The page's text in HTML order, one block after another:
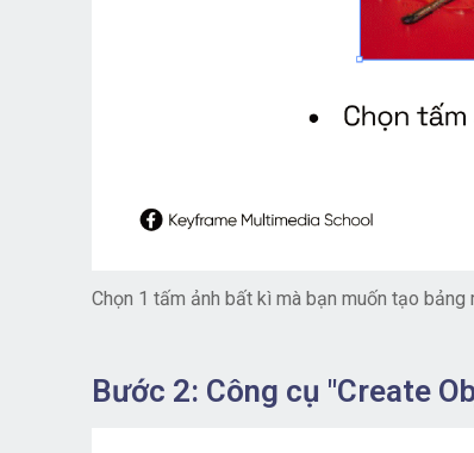
Chọn 1 tấm ảnh bất kì mà bạn muốn tạo
Bước 2: Công cụ "Create